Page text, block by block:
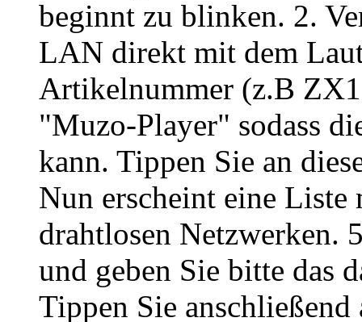
beginnt zu blinken. 2.
LAN direkt mit dem
Artikelnummer (z.B
"Muzo-Player" sodass
kann. Tippen Sie an
Nun erscheint eine
drahtlosen Netzwerken.
und geben Sie bitte das
Tippen Sie